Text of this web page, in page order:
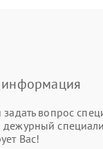
информация
задать вопрос
Вас!